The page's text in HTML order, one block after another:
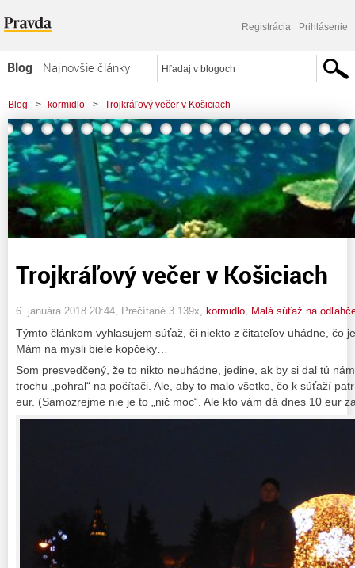
Registrácia Prihlásenie
Blog
Najnovšie články
Najčítanejšie články
Najkomentovanejšie články
Zoznam blogov
Komerčné blogy
Blog > kormidlo > Trojkráľový večer v Košiciach
Trojkráľový večer v Košiciach
6. januára 2018 20:44 , Prečítané 3 139x, kormidlo Malá súťaž na
Týmto článkom vyhlasujem súťaž, či niekto z čitateľov uhádne, čo
Mám na mysli biele kopčeky…
Som presvedčený, že to nikto neuhádne, jedine, ak by si dal tú
trochu „pohral“ na počítači. Ale, aby to malo všetko, čo k súťaží
eur. (Samozrejme nie je to „nič moc“. Ale kto vám dá dnes 10 eur